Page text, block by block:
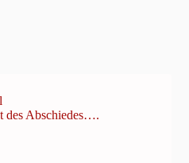
des Abschiedes….